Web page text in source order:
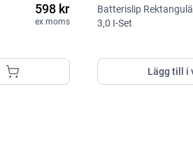
598 kr
ex moms
Batterislip
3,0 I-Set
Lägg till i